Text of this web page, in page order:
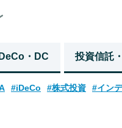
・DC 投資信託
#iDeCo #株式投資 #イン